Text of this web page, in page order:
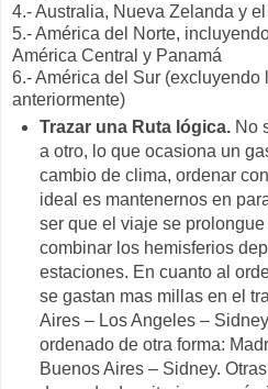
4.- Australia, Nueva Zelanda y
5.- América del Norte,
América Central y Panamá
6.- América del Sur
anteriormente)
Trazar una Ruta lógica.No
a otro, lo que ocasiona un
cambio de clima, ordenar
ideal es mantenernos en
ser que el viaje se
combinar los hemisferios
estaciones. En cuanto al
se gastan mas millas en el
Aires – Los Angeles –
ordenado de otra forma:
Buenos Aires – Sidney.